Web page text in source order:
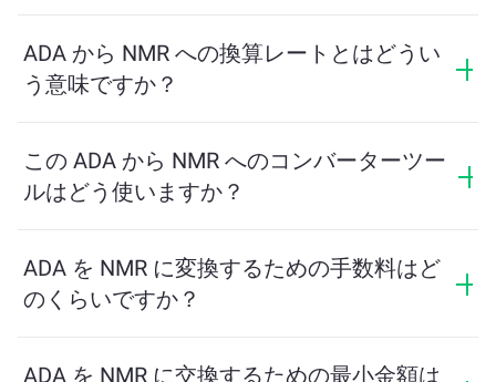
ADA から NMR への換算レートとはどうい
う意味ですか？
を示します。このレートは市場状況、需要と供給、流
動性に応じて変動します。
この ADA から NMR へのコンバーターツー
ルはどう使いますか？
取る予定の NMR の量を計算します。その後、取引を完
了するための手順に従ってください。
ADA を NMR に変換するための手数料はど
のくらいですか？
って異なります。ChangeNOWは隠れた手数料なしで競
ADA を NMR に交換するための最小金額は